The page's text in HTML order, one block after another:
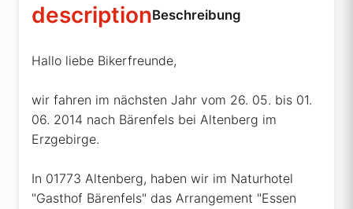
descriptionBeschreibung
Hallo liebe Bikerfreunde,
wir fahren im nächsten Jahr vom 26. 05. bis 01.
06. 2014 nach Bärenfels bei Altenberg im
Erzgebirge.
In 01773 Altenberg, haben wir im Naturhotel
"Gasthof Bärenfels" das Arrangement "Essen